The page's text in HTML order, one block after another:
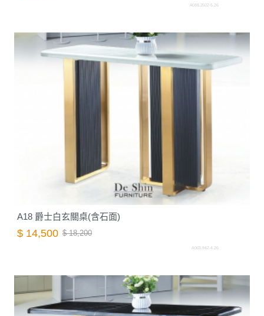
A088.2502-5.26
A18 爵士白玄關桌(含石面)
$ 14,500 $ 18,200
A003.942-4.26